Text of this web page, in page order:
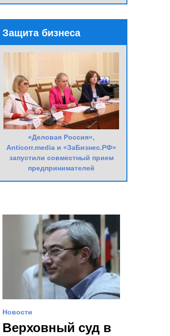
Защита бизнеса
«Деловая Россия»,
Anticorr.media и «ЗаБизнес.РФ»
запустили совместный прием
предпринимателей
Новости
Верховный суд в